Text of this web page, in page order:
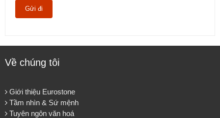
Về chúng tôi
Giới thiệu Eurostone
Tầm nhìn & Sứ mệnh
Tuyên ngôn văn hoá